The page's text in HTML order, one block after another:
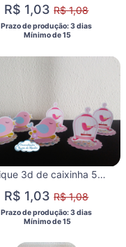
R$ 1,03R$ 1,08
Prazo de produção: 3 dias
  Mínimo de 15
Aplique 3d de caixinha 5x5 Jardim encantado - Passarinhos
R$ 1,03R$ 1,08
Prazo de produção: 3 dias
  Mínimo de 15